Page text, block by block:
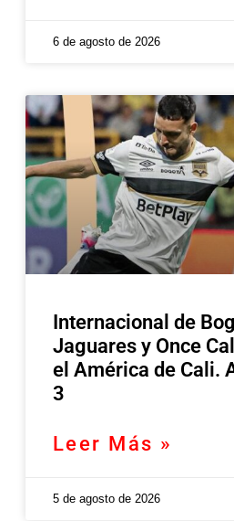
6 de agosto de 2026
Internacional de
Jaguares y Once
el América de Cali.
3
Leer Más »
5 de agosto de 2026